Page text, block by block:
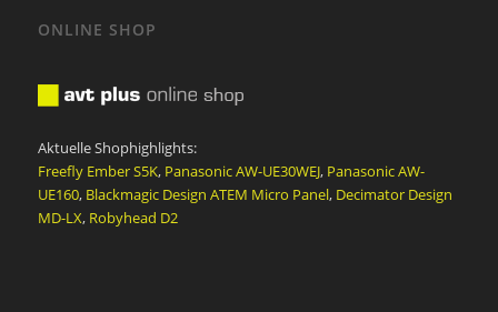
ONLINE SHOP
Aktuelle Shophighlights:
Freefly Ember S5K, Panasonic AW-UE30WEJ, Panasonic AW-
UE160, Blackmagic Design ATEM Micro Panel, Decimator Design
MD-LX, Robyhead D2